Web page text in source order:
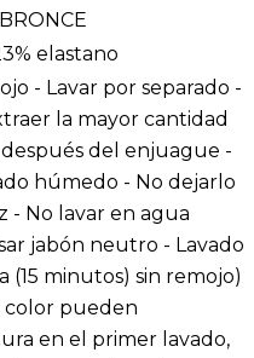
elastano
- Lavar por separado -
la mayor cantidad
del enjuague -
húmedo - No dejarlo
- No lavar en agua
jabón neutro - Lavado
(15 minutos) sin remojo)
color pueden
en el primer lavado,